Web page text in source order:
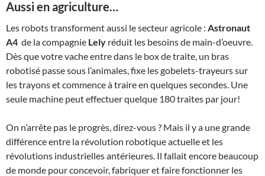
Aussi en agriculture…
Les robots transforment aussi le secteur agricole : Astronaut
A4 de la compagnie Lely réduit les besoins de main-d’oeuvre.
Dès que votre vache entre dans le box de traite, un bras
robotisé passe sous l’animales, fixe les gobelets-trayeurs sur
les trayons et commence à traire en quelques secondes. Une
seule machine peut effectuer quelque 180 traites par jour!
On n’arrête pas le progrès, direz-vous ? Mais il y a une grande
différence entre la révolution robotique actuelle et les
révolutions industrielles antérieures. Il fallait encore beaucoup
de monde pour concevoir, fabriquer et faire fonctionner les